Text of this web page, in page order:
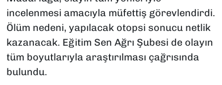
incelenmesi amacıyla müfettiş görevlendirdi.
Ölüm nedeni, yapılacak otopsi sonucu netlik
kazanacak. Eğitim Sen Ağrı Şubesi de olayın
tüm boyutlarıyla araştırılması çağrısında
bulundu.